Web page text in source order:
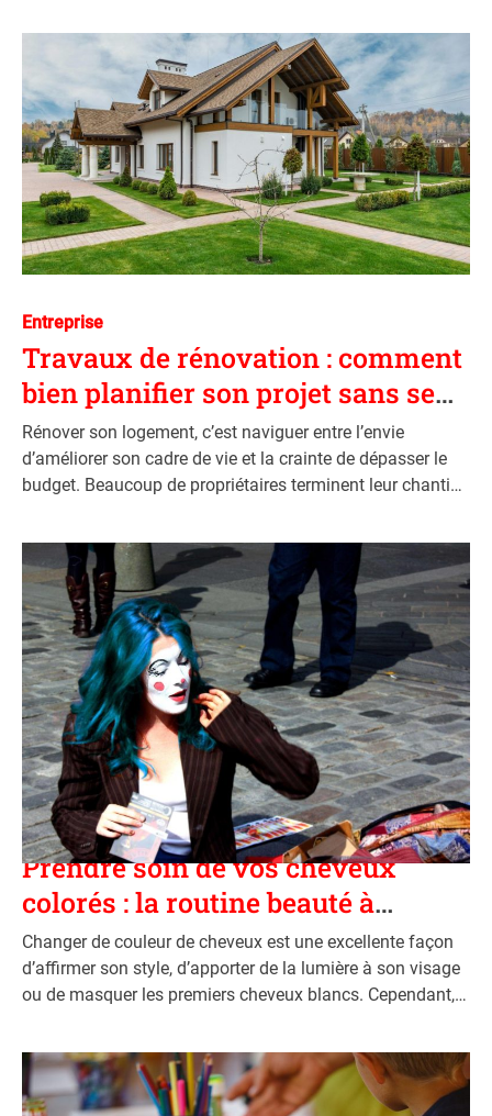
a
t
i
c
l
C
a
e
g
o
r
s
Entreprise
Travaux de rénovation : comment
bien planifier son projet sans se
ruiner
Rénover son logement, c’est naviguer entre l’envie
d’améliorer son cadre de vie et la crainte de dépasser le
budget. Beaucoup de propriétaires terminent leur chantier
qualité inférieure aux attentes. Pourtant, une bonne
méthode
C
a
t
e
g
o
r
s
Vie Pratique
Prendre soin de vos cheveux
colorés : la routine beauté à
adopter
Changer de couleur de cheveux est une excellente façon
d’affirmer son style, d’apporter de la lumière à son visage
ou de masquer les premiers cheveux blancs. Cependant,
les besoins de la fibre capillaire. Sans